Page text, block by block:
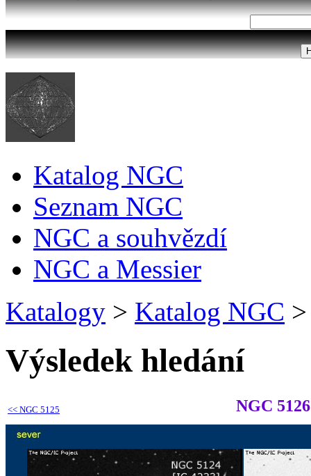
Katalog NGC
Seznam NGC
NGC a souhvězdí
NGC a Messier
Katalogy > Katalog NGC >
Výsledek hledání
<< NGC 5125 NGC 5126